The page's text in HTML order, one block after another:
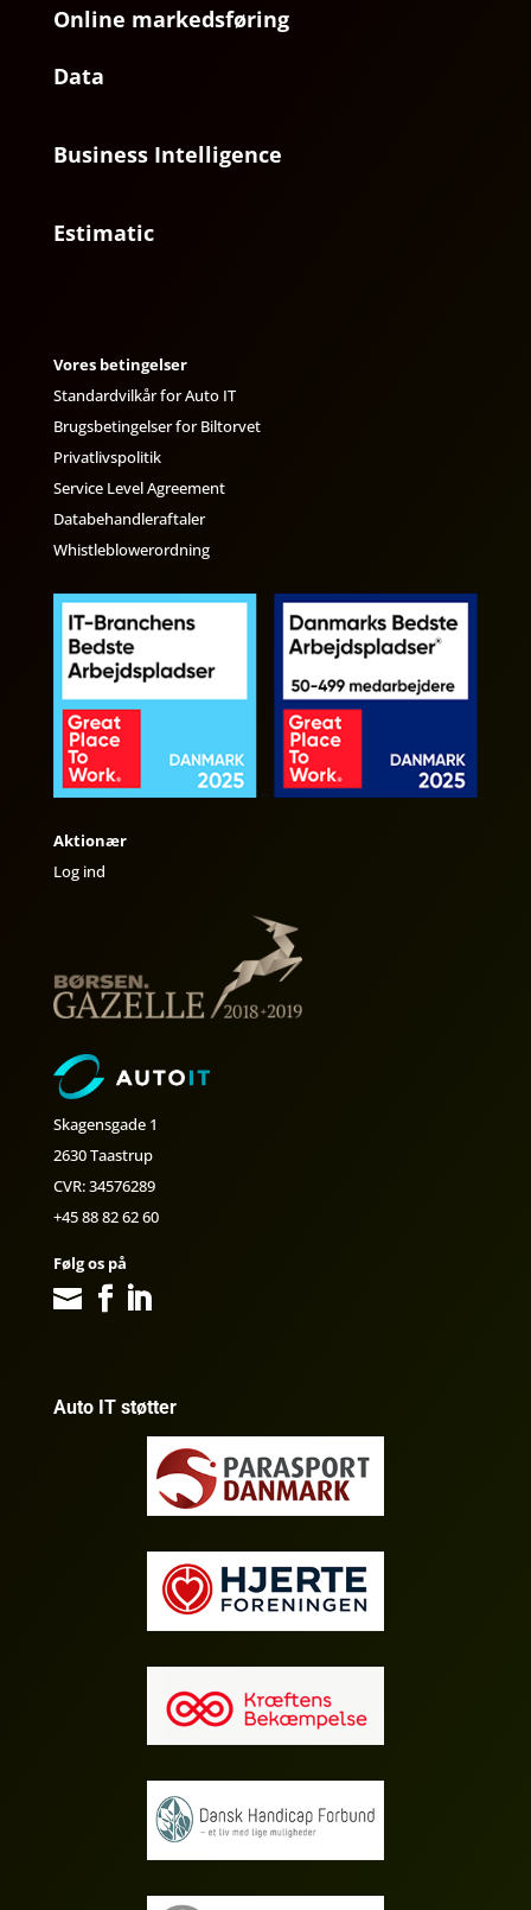
Online markedsføring
Data
Business Intelligence
Estimatic
Vores betingelser
Standardvilkår for Auto IT
Brugsbetingelser for Biltorvet
Privatlivspolitik
Service Level Agreement
Databehandleraftaler
Whistleblowerordning
Aktionær
Log ind
Skagensgade 1
2630 Taastrup
CVR: 34576289
+45 88 82 62 60
Følg os på
Auto IT støtter